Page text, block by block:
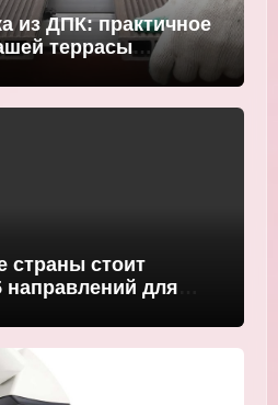
из ДПК: практичное
террасы
страны стоит
направлений для